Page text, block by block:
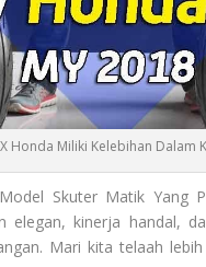
Honda Miliki Kelebihan Dalam
Skuter Matik Yang
elegan, kinerja handal,
Mari kita telaah